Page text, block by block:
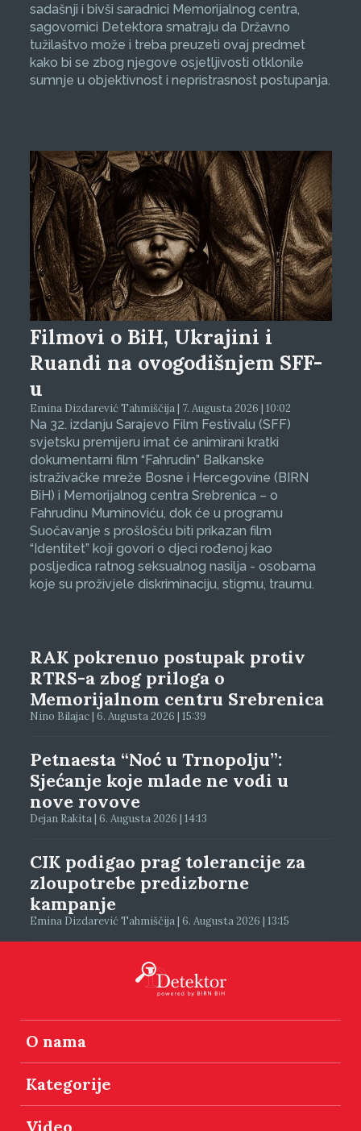
sadašnji i bivši saradnici Memorijalnog centra,
sagovornici Detektora smatraju da Državno
tužilaštvo može i treba preuzeti ovaj predmet
kako bi se zbog njegove osjetljivosti otklonile
sumnje u objektivnost i nepristrasnost postupanja.
Filmovi o BiH, Ukrajini i
Ruandi na ovogodišnjem SFF-
u
Emina Dizdarević Tahmiščija | 7. Augusta 2026 | 10:02
Na 32. izdanju Sarajevo Film Festivalu (SFF)
svjetsku premijeru imat će animirani kratki
dokumentarni film “Fahrudin” Balkanske
istraživačke mreže Bosne i Hercegovine (BIRN
BiH) i Memorijalnog centra Srebrenica – o
Fahrudinu Muminoviću, dok će u programu
Suočavanje s prošlošću biti prikazan film
“Identitet” koji govori o djeci rođenoj kao
posljedica ratnog seksualnog nasilja - osobama
koje su proživjele diskriminaciju, stigmu, traumu.
RAK pokrenuo postupak protiv
RTRS-a zbog priloga o
Memorijalnom centru Srebrenica
Nino Bilajac | 6. Augusta 2026 | 15:39
Petnaesta “Noć u Trnopolju”:
Sjećanje koje mlade ne vodi u
nove rovove
Dejan Rakita | 6. Augusta 2026 | 14:13
CIK podigao prag tolerancije za
zloupotrebe predizborne
kampanje
Emina Dizdarević Tahmiščija | 6. Augusta 2026 | 13:15
O nama
Kategorije
Video